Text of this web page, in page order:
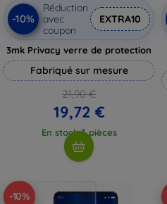
-10%
Réduction
avec
coupon
EXTRA10
3mk Privacy verre de protection
Fabriqué sur mesure
21,90 €
19,72 €
En stock 3 pièces
-10%